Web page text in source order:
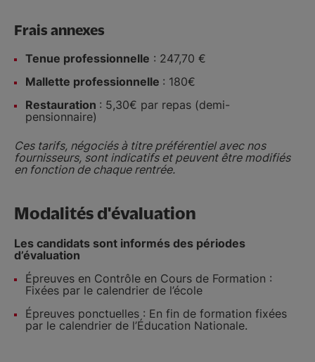
Frais annexes
Tenue professionnelle : 247,70 €
Mallette professionnelle : 180€
Restauration : 5,30€ par repas (demi-
pensionnaire)
Ces tarifs, négociés à titre préférentiel avec nos
fournisseurs, sont indicatifs et peuvent être modifiés
en fonction de chaque rentrée.
Modalités d'évaluation
Les candidats sont informés des périodes
d’évaluation
Épreuves en Contrôle en Cours de Formation :
Fixées par le calendrier de l’école
Épreuves ponctuelles : En fin de formation fixées
par le calendrier de l’Éducation Nationale.